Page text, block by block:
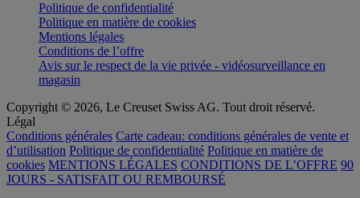
Politique de confidentialité
Politique en matière de cookies
Mentions légales
Conditions de l’offre
Avis sur le respect de la vie privée - vidéosurveillance en
magasin
Copyright © 2026, Le Creuset Swiss AG. Tout droit réservé.
Légal
Conditions générales Carte cadeau: conditions générales de vente et
d’utilisation Politique de confidentialité Politique en matière de
cookies MENTIONS LÉGALES CONDITIONS DE L’OFFRE 90
JOURS - SATISFAIT OU REMBOURSÉ